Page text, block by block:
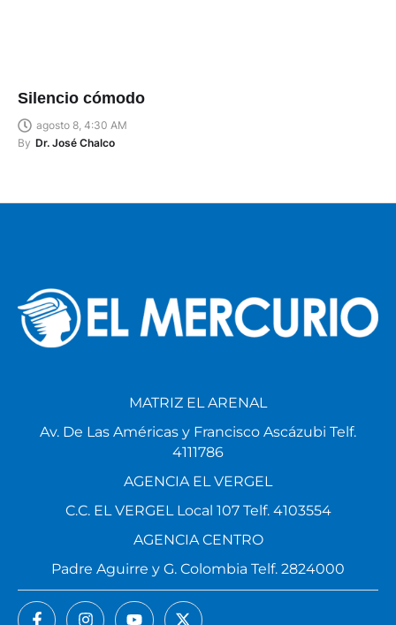
Silencio cómodo
agosto 8, 4:30 AM
By Dr. José Chalco
MATRIZ EL ARENAL
Av. De Las Américas y Francisco Ascázubi Telf.
4111786
AGENCIA EL VERGEL
C.C. EL VERGEL Local 107 Telf. 4103554
AGENCIA CENTRO
Padre Aguirre y G. Colombia Telf. 2824000